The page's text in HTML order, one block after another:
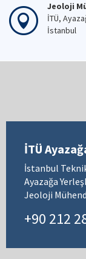
Jeoloji
İTÜ,
İstanbul
İTÜ
İstanbul
Ayazağa
Jeoloji
+90 212